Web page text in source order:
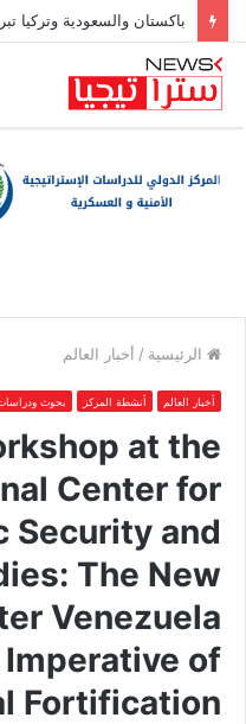
باكستان والسعودية وتركيا
الرئيسية / أخبار العالم
أخبار العالم أنشطة المركز بحوث
at the
Center for
Security and
The New
Venezuela
of
Fortification